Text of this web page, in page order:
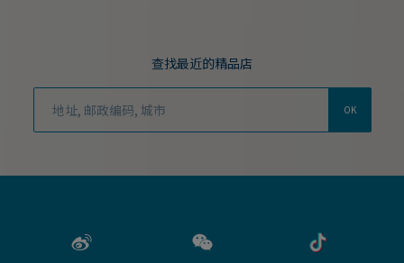
查找最近的精品店
OK